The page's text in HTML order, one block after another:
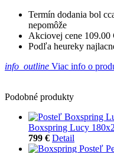
Termín dodania bol
nepomôže
Akciovej cene 109.00
Podľa heureky
info_outline Viac info o
Podobné produkty
Boxspring Lucy
799 € Detail